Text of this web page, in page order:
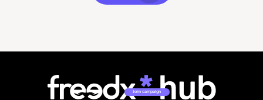
Join campaign